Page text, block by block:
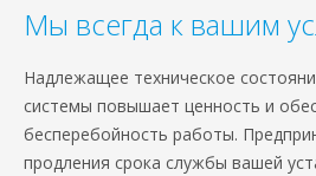
Мы всегда к вашим
Надлежащее техническое
системы повышает ценность и
бесперебойность работы.
продления срока службы вашей